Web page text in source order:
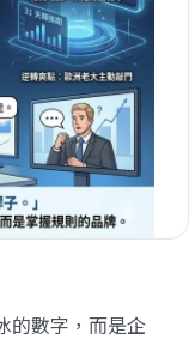
的數字，而是企